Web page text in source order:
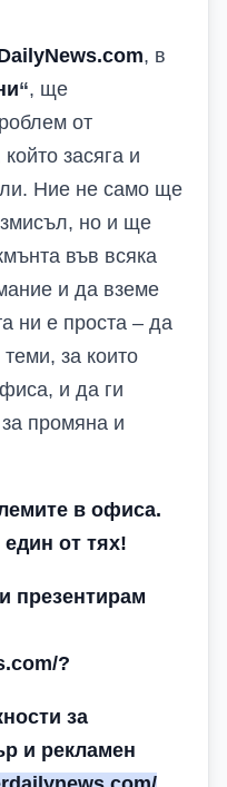
, в
“, ще
от
засяга и
Ние не само ще
но и ще
във всяка
и да вземе
ни е проста – да
за които
и да ги
промяна и
в офиса.
от тях!
презентирам
?
за
и рекламен